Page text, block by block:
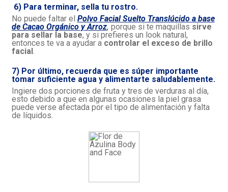
6) Para terminar, sella tu rostro.
No puede faltar el Polvo Facial Suelto Translúcido a base
de Cacao Orgánico y Arroz, porque si te maquillas sirve
para sellar la base, y si prefieres un look natural,
entonces te va a ayudar a controlar el exceso de brillo
facial .
7) Por último, recuerda que es súper importante
tomar suficiente agua y alimentarte saludablemente.
Ingiere dos porciones de fruta y tres de verduras al día,
esto debido a que en algunas ocasiones la piel grasa
puede verse afectada por el tipo de alimentación y falta
de líquidos.